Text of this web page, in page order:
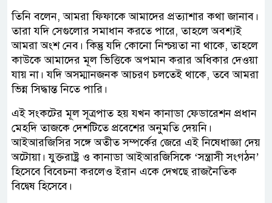
তিনি বলেন, আমরা ফিফাকে আমাদের প্রত্যাশার কথা জানাব।
তারা যদি সেগুলোর সমাধান করতে পারে, তাহলে অবশ্যই
আমরা অংশ নেব। কিন্তু যদি কোনো নিশ্চয়তা না থাকে, তাহলে
কাউকে আমাদের মূল ভিত্তিকে অপমান করার অধিকার দেওয়া
যায় না। যদি অসম্মানজনক আচরণ চলতেই থাকে, তবে আমরা
ভিন্ন সিদ্ধান্ত নিতে পারি।
এই সংকটের মূল সূত্রপাত হয় যখন কানাডা ফেডারেশন প্রধান
মেহদি তাজকে দেশটিতে প্রবেশের অনুমতি দেয়নি।
আইআরজিসির সঙ্গে অতীত সম্পর্কের জেরে এই নিষেধাজ্ঞা দেয়
অটোয়া। যুক্তরাষ্ট্র ও কানাডা আইআরজিসিকে ‘সন্ত্রাসী সংগঠন’
হিসেবে বিবেচনা করলেও ইরান একে দেখছে রাজনৈতিক
বিদ্বেষ হিসেবে।